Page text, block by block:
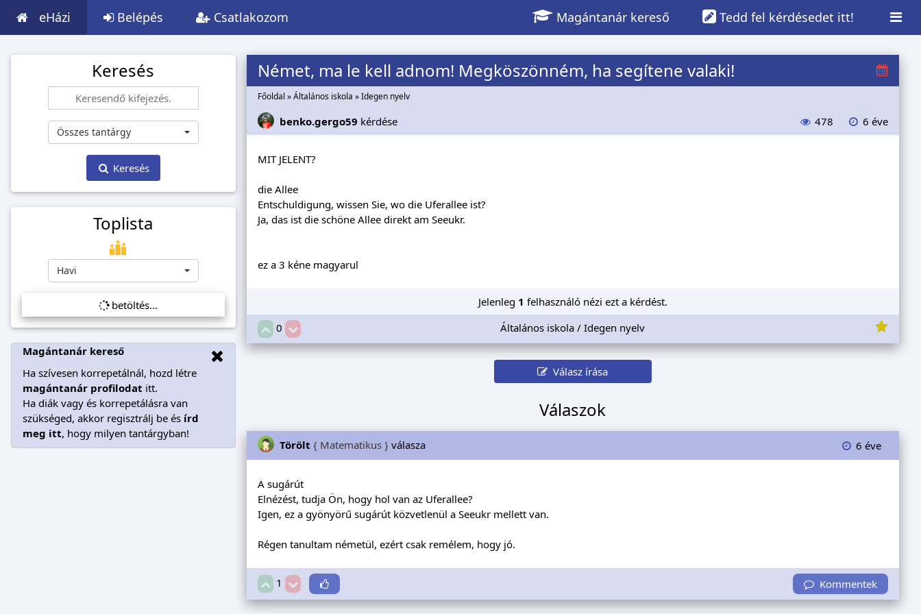
eHázi Belépés Csatlakozom Tedd fel kérdésedet itt!
Magántanár kereső
Keresés
Összes tantárgy
Keresés
Toplista
Havi
betöltés...
Magántanár kereső
Ha szívesen korrepetálnál, hozd létre
magántanár profilodat itt.
Ha diák vagy és korrepetálásra van
szükséged, akkor regisztrálj be és írd
meg itt, hogy milyen tantárgyban!
Német, ma le kell adnom! Megköszönném, ha segítene valaki!
Főoldal »Általános iskola »Idegen nyelv
benko.gergo59 kérdése 478 6 éve
MIT JELENT?
die Allee
Entschuldigung, wissen Sie, wo die Uferallee ist?
Ja, das ist die schöne Allee direkt am Seeukr.
ez a 3 kéne magyarul
Jelenleg 1 felhasználó nézi ezt a kérdést.
0
Általános iskola / Idegen nyelv
Válasz írása
Válaszok
Törölt { Matematikus }válasza 6 éve
A sugárút
Elnézést, tudja Ön, hogy hol van az Uferallee?
Igen, ez a gyönyörű sugárút közvetlenül a Seeukr mellett van.
Régen tanultam németül, ezért csak remélem, hogy jó.
1 Kommentek